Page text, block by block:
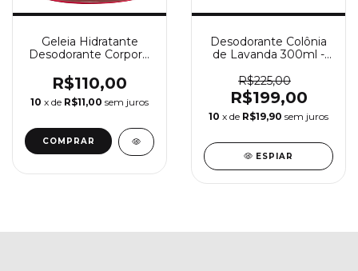
Geleia Hidratante
Desodorante Corporal
L’Occitane au Brésil
R$110,00
10 x de R$11,00 sem juros
Desodorante Colônia
de Lavanda 300ml -
Provence
R$225,00
R$199,00
10 x de R$19,90 sem juros
ESPIAR